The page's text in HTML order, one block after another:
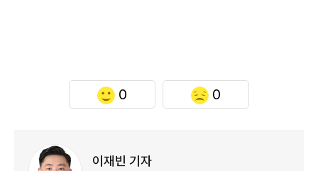
0 0
이재빈 기자